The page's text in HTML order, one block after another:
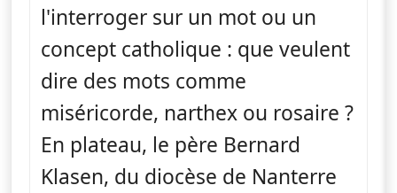
l'interroger sur un mot ou un
concept catholique : que veulent
dire des mots comme
miséricorde, narthex ou rosaire ?
En plateau, le père Bernard
Klasen, du diocèse de Nanterre